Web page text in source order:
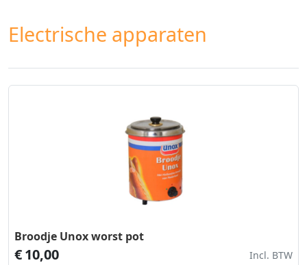
Electrische apparaten
Broodje Unox worst pot
€10,00 Incl. BTW